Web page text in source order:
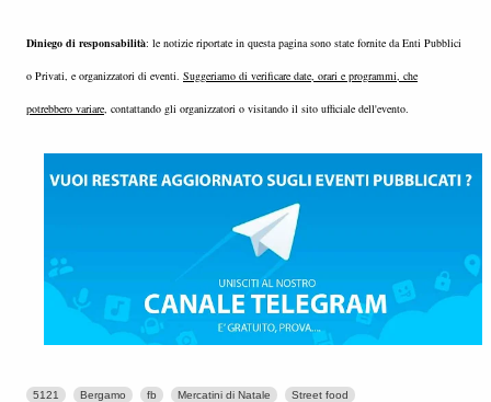
Diniego di responsabilità: le notizie riportate in questa pagina sono state fornite da Enti Pubblici
o Privati, e organizzatori di eventi. Suggeriamo di verificare date, orari e programmi, che
potrebbero variare, contattando gli organizzatori o visitando il sito ufficiale dell'evento.
5121 Bergamo fb Mercatini di Natale Street food